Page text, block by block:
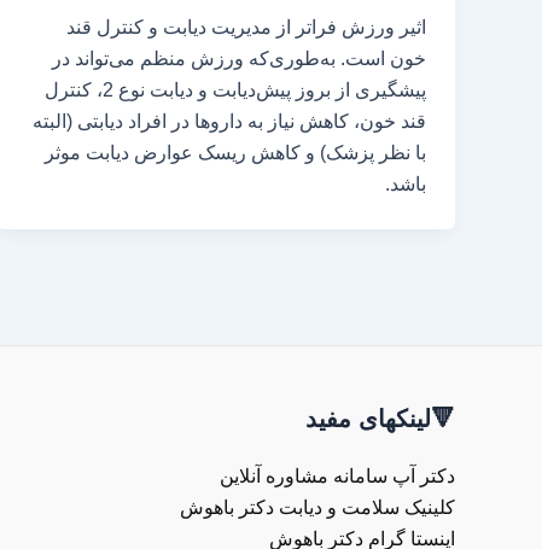
اثیر ورزش فراتر از مدیریت دیابت و کنترل قند
خون است. به‌طوری‌که ورزش منظم می‌تواند در
پیشگیری از بروز پیش‌دیابت و دیابت نوع 2، کنترل
قند خون، کاهش نیاز به داروها در افراد دیابتی (البته
با نظر پزشک) و کاهش ریسک عوارض دیابت موثر
باشد.
🔻لینکهای مفید
دکتر آپ سامانه مشاوره آنلاین
کلینیک سلامت و دیابت دکتر باهوش
اینستا گرام دکتر باهوش